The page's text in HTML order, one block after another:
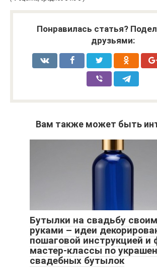
Понравилась статья?
друзьями:
Вам также может быть
Бутылки на свадьбу
руками – идеи
пошаговой инструкцией и
мастер-классы по
свадебных бутылок